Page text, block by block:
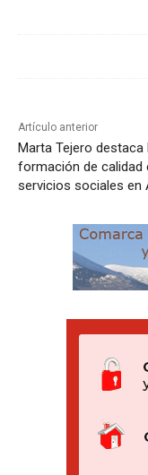
Artículo anterior
Marta Tejero destaca
formación de calidad
servicios sociales en